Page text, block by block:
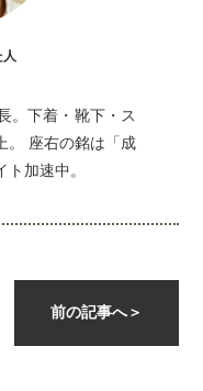
人
。下着・靴下・ス
。 座右の銘は「成
加速中。
前の記事へ＞